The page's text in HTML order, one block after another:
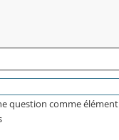
question comme élément